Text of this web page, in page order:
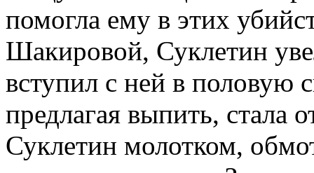
помогла ему в этих
Шакировой, Суклетин
вступил с ней в половую
предлагая выпить, стала
Суклетин молотком,